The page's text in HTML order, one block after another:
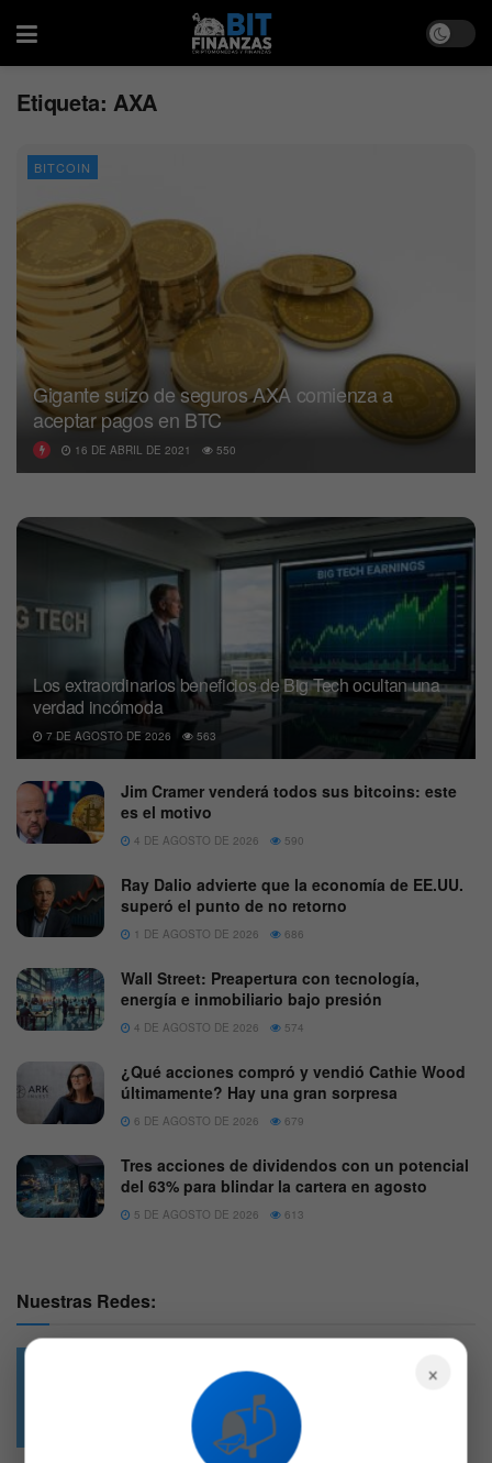
Etiqueta: AXA
BITCOIN
Gigante suizo de seguros AXA comienza a
aceptar pagos en BTC
16 DE ABRIL DE 2021 550
Los extraordinarios beneficios de Big Tech ocultan una
verdad incómoda
7 DE AGOSTO DE 2026 563
Jim Cramer venderá todos sus bitcoins: este
es el motivo
4 DE AGOSTO DE 2026 590
Ray Dalio advierte que la economía de EE.UU.
superó el punto de no retorno
1 DE AGOSTO DE 2026 686
Wall Street: Preapertura con tecnología,
energía e inmobiliario bajo presión
4 DE AGOSTO DE 2026 574
¿Qué acciones compró y vendió Cathie Wood
últimamente? Hay una gran sorpresa
6 DE AGOSTO DE 2026 679
Tres acciones de dividendos con un potencial
del 63% para blindar la cartera en agosto
5 DE AGOSTO DE 2026 613
Nuestras Redes:
4.7k
Followers
×
📬